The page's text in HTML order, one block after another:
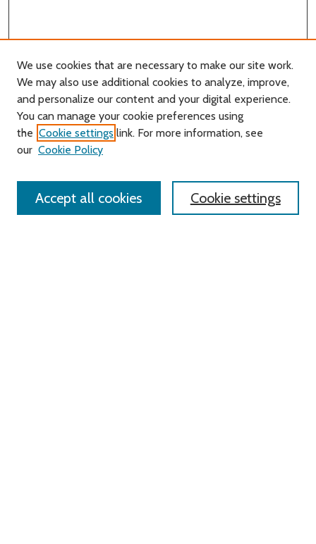
Search
Enter search terms:
We use cookies that are necessary to make our site work.
We may also use additional cookies to analyze, improve,
and personalize our content and your digital experience.
You can manage your cookie preferences using
the Cookie settings link. For more information, see
our Cookie Policy
Cookie settings
Accept all cookies